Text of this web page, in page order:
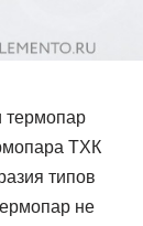
термопар
ТХК
типов
не